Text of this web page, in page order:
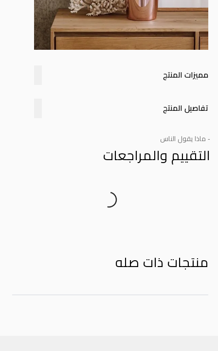
مميزات المنتج
تفاصيل المنتج
- ماذا يقول الناس
التقييم والمراجعات
منتجات ذات صله